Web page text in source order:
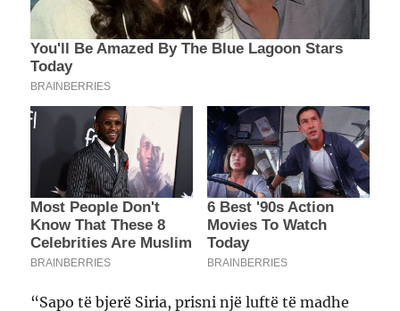
“Sapo të bjerë Siria, prisni një luftë të madhe